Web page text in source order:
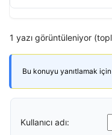
1 yazı görüntüleniyor
Bu konuyu yanıtlamak için
Kullanıcı adı: